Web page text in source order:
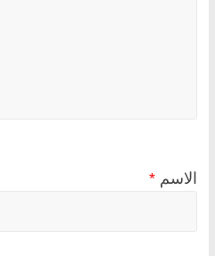
الاسم *